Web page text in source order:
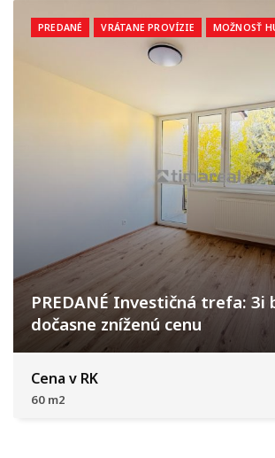
PREDANÉ VRÁTANE PROVÍZIE MOŽNOSŤ
PREDANÉ Investičná trefa: 3i
dočasne zníženú cenu
Trnava
Cena v RK
60 m2